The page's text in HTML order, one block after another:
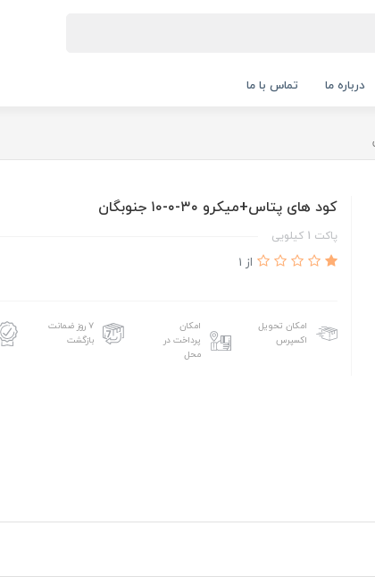
درباره ما تماس با ما
کود های پتاس+میکرو ۳۰-۰-۱۰ جنوبگان
پاکت 1 کیلویی
از 1
امکان تحویل
اکسپرس
امکان
پرداخت در
محل
۷ روز ضمانت
بازگشت